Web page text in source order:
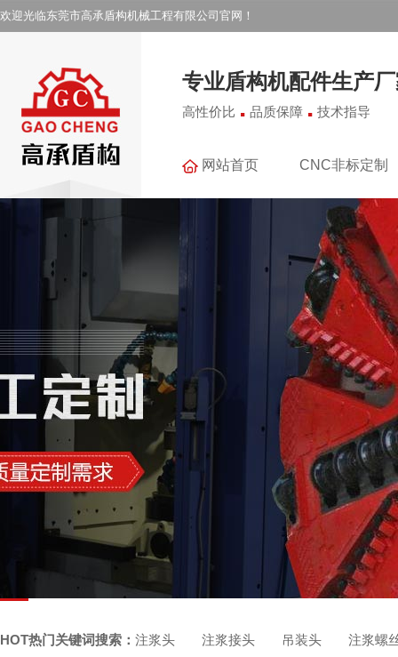
欢迎光临东莞市高承盾构机械工程有限公司官网！
专业盾构机配件生产
高性价比 . 品质保障 . 技术指导
网站首页 CNC非标定制
HOT热门关键词搜索： 注浆头 注浆接头 吊装头 注浆螺